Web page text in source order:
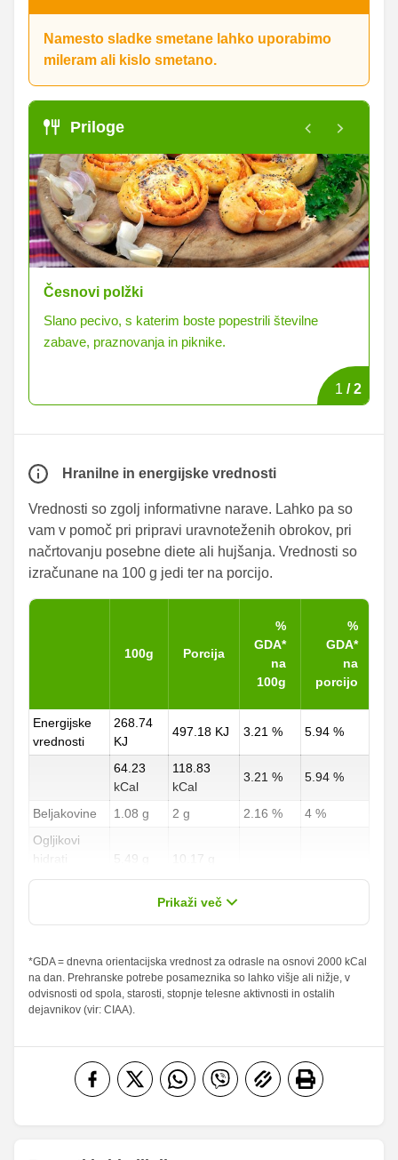
Namesto sladke smetane lahko uporabimo
mileram ali kislo smetano.
Priloge
Česnovi polžki
Slano pecivo, s katerim boste popestrili številne
zabave, praznovanja in piknike.
1 /2
Hranilne in energijske vrednosti
Vrednosti so zgolj informativne narave. Lahko pa so
vam v pomoč pri pripravi uravnoteženih obrokov, pri
načrtovanju posebne diete ali hujšanja. Vrednosti so
izračunane na 100 g jedi ter na porcijo.
100g Porcija
%
GDA*
na
100g
%
GDA*
na
porcijo
Energijske
vrednosti
268.74
KJ
497.18 KJ 3.21 % 5.94 %
64.23
kCal
118.83
kCal
3.21 % 5.94 %
Beljakovine 1.08 g 2 g 2.16 %
4 %
Ogljikovi
hidrati
5.49 g 10.17 g
2.17 g
2.03 % 3.77 %
od teh
nasičene
maščobne
3.6 g
0.45 g
6.67 g 5.14 % 9.53 %
1.89 g 3.5 g 7.56 %
14 %
Folna kislina
0 g
0 g
Prikaži več
*GDA = dnevna orientacijska vrednost za odrasle na osnovi 2000 kCal
na dan. Prehranske potrebe posameznika so lahko višje ali nižje, v
odvisnosti od spola, starosti, stopnje telesne aktivnosti in ostalih
dejavnikov (vir: CIAA).